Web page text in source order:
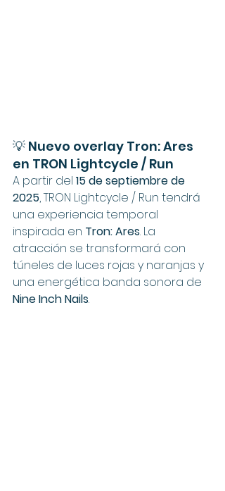
💡 Nuevo overlay Tron: Ares
en TRON Lightcycle / Run
A partir del 15 de septiembre de
2025, TRON Lightcycle / Run tendrá
una experiencia temporal
inspirada en Tron: Ares. La
atracción se transformará con
túneles de luces rojas y naranjas y
una energética banda sonora de
Nine Inch Nails.